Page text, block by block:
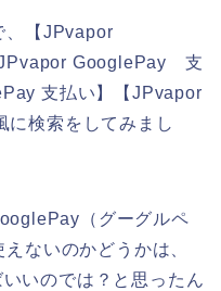
、【JPvapor
GooglePay 支
支払い】【JPvapor
検索をしてみまし
（グーグルペ
ないのかどうかは、
いのでは？と思ったん